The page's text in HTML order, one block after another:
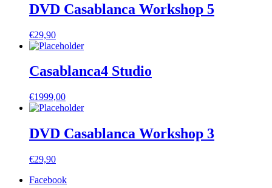
DVD Casablanca Workshop 5
€29,90
Casablanca4 Studio
€1999,00
DVD Casablanca Workshop 3
€29,90
Facebook